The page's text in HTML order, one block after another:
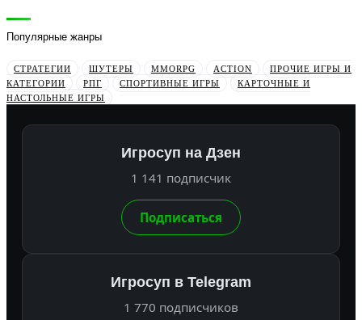
Популярные жанры
СТРАТЕГИИ ШУТЕРЫ MMORPG ACTION
ПРОЧИЕ ИГРЫ И
КАТЕГОРИИ
РПГ СПОРТИВНЫЕ ИГРЫ
КАРТОЧНЫЕ И
НАСТОЛЬНЫЕ ИГРЫ
Игросуп на Дзен
1 141 подписчик
Подписаться
Игросуп в Telegram
1 770 подписчиков